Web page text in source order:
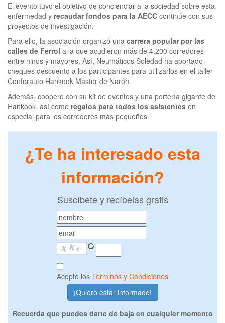
El evento tuvo el objetivo de concienciar a la sociedad sobre esta
enfermedad y recaudar fondos para la AECC continúe con sus
proyectos de investigación.
Para ello, la asociación organizó una carrera popular por las
calles de Ferrol a la que acudieron más de 4.200 corredores
entre niños y mayores. Así, Neumáticos Soledad ha aportado
cheques descuento a los participantes para utilizarlos en el taller
Conforauto Hankook Master de Narón.
Además, cooperó con su kit de eventos y una portería gigante de
Hankook, así como regalos para todos los asistentes en
especial para los corredores más pequeños.
¿Te ha interesado esta
información?
Suscíbete y recíbelas gratis
Acepto los Términos y Condiciones
Recuerda que puedes darte de baja en cualquier momento